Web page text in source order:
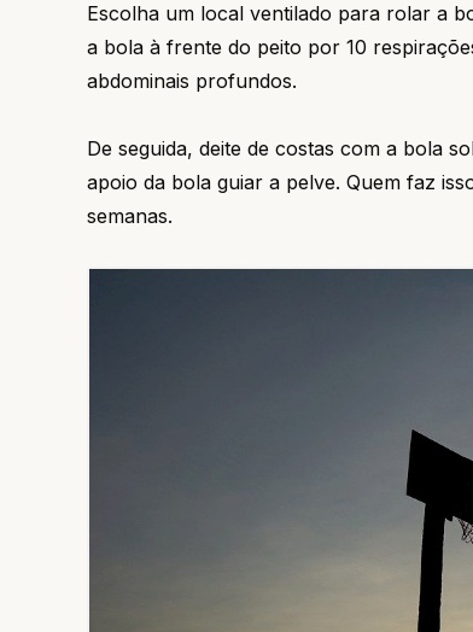
Escolha um local ventilado para rolar a
a bola à frente do peito por 10
abdominais profundos.
De seguida, deite de costas com a bola
apoio da bola guiar a pelve. Quem faz
semanas.